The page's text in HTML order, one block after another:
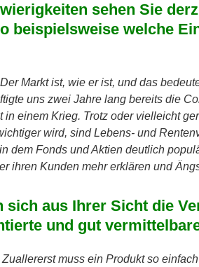
sehen Sie
beispielsweise welche
Der Markt ist, wie er ist, und das
uns zwei Jahre lang bereits die
in einem Krieg. Trotz oder vielleicht
wird, sind Lebens- und
dem Fonds und Aktien deutlich
ihren Kunden mehr erklären und
sich aus Ihrer Sicht die
und gut
Zuallererst muss ein Produkt so